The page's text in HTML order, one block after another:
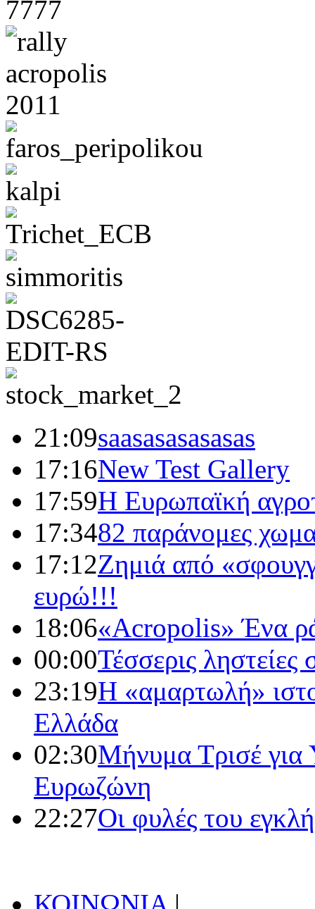
21:09saasasasasasas
17:16New Test Gallery
17:59Η Ευρωπαϊκή
17:3482 παράνομες
17:12Ζημιά από
ευρώ!!!
18:06«Acropolis» Ένα
00:00Τέσσερις
23:19Η «αμαρτωλή»
Ελλάδα
02:30Μήνυμα Τρισέ για
Ευρωζώνη
22:27Οι φυλές του